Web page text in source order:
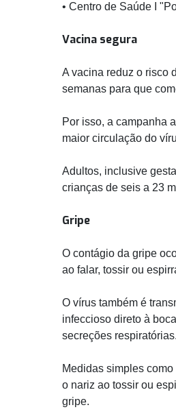
• Centro de Saúde I
Vacina segura
A vacina reduz o risco
semanas para que
Por isso, a campanha
maior circulação do
Adultos, inclusive
crianças de seis a 23
Gripe
O contágio da gripe
ao falar, tossir ou
O vírus também é
infeccioso direto à
secreções
Medidas simples
o nariz ao tossir ou
gripe.